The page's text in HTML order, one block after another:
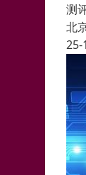
测
北
25-